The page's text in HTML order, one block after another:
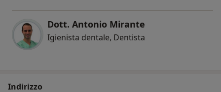
Dott. Antonio Mirante
Igienista dentale, Dentista
Indirizzo